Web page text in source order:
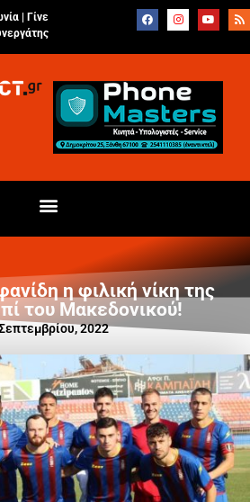
Γίνε
η φιλική νίκη της
του Μακεδονικού!
2022